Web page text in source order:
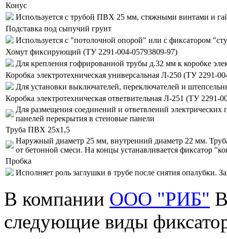
Конус
Используется с трубой ПВХ 25 мм, стяжными винтами и
Подставка под сыпучий грунт
Используется с "потолочной опорой" или с фиксатором
Хомут фиксирующий (ТУ 2291-004-05793809-97)
Для крепления гофрированной трубы д.32 мм к коробке
Коробка электротехническая универсальная Л-250 (ТУ 2291-
Для установки выключателей, переключателей и
Коробка электротехническая ответвительная Л-251 (ТУ 2291-
Для размещения соединений и ответвлений электрических
панелей перекрытия в стеновые панели
Труба ПВХ 25х1,5
Наружный диаметр 25 мм, внутренний диаметр 22 мм.
от бетонной смеси. На концы устанавливается фиксатор
Пробка
Исполняет роль заглушки в трубе после снятия опалубки.
В компании ООО "РИБ"
следующие виды